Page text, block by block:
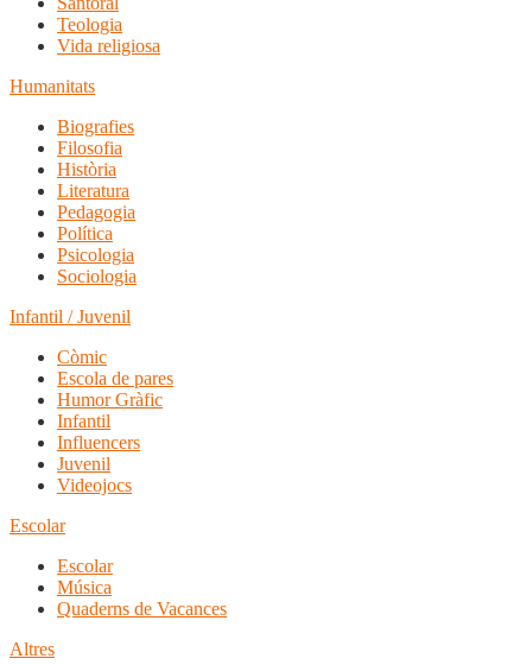
Teologia
Vida religiosa
Humanitats
Biografies
Filosofia
Història
Literatura
Pedagogia
Política
Psicologia
Sociologia
Infantil / Juvenil
Còmic
Escola de pares
Humor Gràfic
Infantil
Influencers
Juvenil
Videojocs
Escolar
Escolar
Música
Quaderns de Vacances
Altres